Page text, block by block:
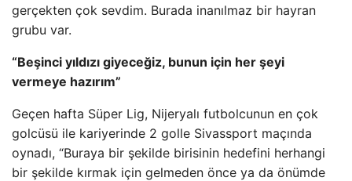
gerçekten çok sevdim. Burada inanılmaz bir hayran
grubu var.
“Beşinci yıldızı giyeceğiz, bunun için her şeyi
vermeye hazırım”
Geçen hafta Süper Lig, Nijeryalı futbolcunun en çok
golcüsü ile kariyerinde 2 golle Sivassport maçında
oynadı, “Buraya bir şekilde birisinin hedefini herhangi
bir şekilde kırmak için gelmeden önce ya da önümde